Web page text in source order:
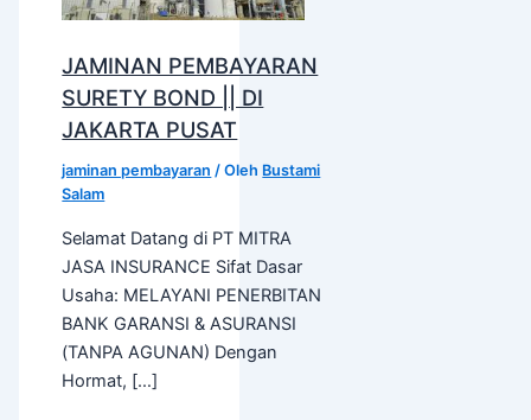
JAMINAN PEMBAYARAN
SURETY BOND || DI
JAKARTA PUSAT
jaminan pembayaran / Oleh Bustami
Salam
Selamat Datang di PT MITRA
JASA INSURANCE Sifat Dasar
Usaha: MELAYANI PENERBITAN
BANK GARANSI & ASURANSI
(TANPA AGUNAN) Dengan
Hormat, […]